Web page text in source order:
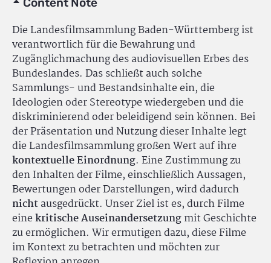
Die Landesfilmsammlung Baden-Württemberg ist
verantwortlich für die Bewahrung und
Zugänglichmachung des audiovisuellen Erbes des
Bundeslandes. Das schließt auch solche
Sammlungs- und Bestandsinhalte ein, die
Ideologien oder Stereotype wiedergeben und die
diskriminierend oder beleidigend sein können. Bei
der Präsentation und Nutzung dieser Inhalte legt
die Landesfilmsammlung großen Wert auf ihre
kontextuelle Einordnung. Eine Zustimmung zu
den Inhalten der Filme, einschließlich Aussagen,
Bewertungen oder Darstellungen, wird dadurch
nichtausgedrückt. Unser Ziel ist es, durch Filme
einekritische Auseinandersetzungmit Geschichte
zu ermöglichen. Wir ermutigen dazu, diese Filme
im Kontext zu betrachten und möchten zur